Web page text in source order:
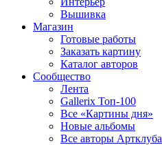
Вышивка
Магазин
Готовые работы
Заказать картину
Каталог авторов
Сообщество
Лента
Gallerix Топ-100
Все «Картины дня»
Новые альбомы
Все авторы Артклуба